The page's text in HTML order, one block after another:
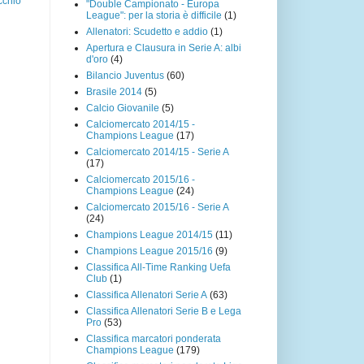
"Double Campionato - Europa
League": per la storia è difficile (1)
Allenatori: Scudetto e addio (1)
Apertura e Clausura in Serie A: albi
d'oro (4)
Bilancio Juventus (60)
Brasile 2014 (5)
Calcio Giovanile (5)
Calciomercato 2014/15 -
Champions League (17)
Calciomercato 2014/15 - Serie A
(17)
Calciomercato 2015/16 -
Champions League (24)
Calciomercato 2015/16 - Serie A
(24)
Champions League 2014/15 (11)
Champions League 2015/16 (9)
Classifica All-Time Ranking Uefa
Club (1)
Classifica Allenatori Serie A (63)
Classifica Allenatori Serie B e Lega
Pro (53)
Classifica marcatori ponderata
Champions League (179)